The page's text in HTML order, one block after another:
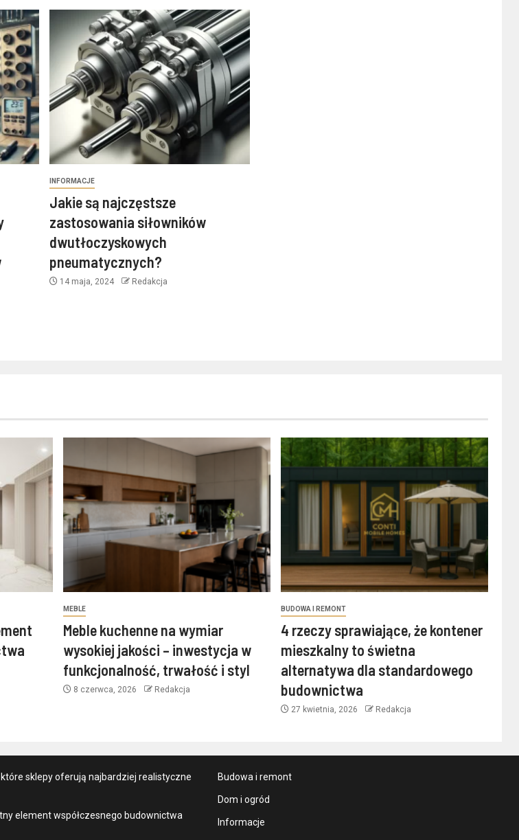
INFORMACJE
Jakie są najczęstsze
zastosowania siłowników
dwutłoczyskowych
pneumatycznych?
14 maja, 2024 Redakcja
MEBLE
Meble kuchenne na wymiar
wysokiej jakości – inwestycja w
funkcjonalność, trwałość i styl
8 czerwca, 2026 Redakcja
BUDOWA I REMONT
4 rzeczy sprawiające, że kontener
mieszkalny to świetna
alternatywa dla standardowego
budownictwa
27 kwietnia, 2026 Redakcja
sklepy oferują najbardziej realistyczne
element współczesnego budownictwa
Budowa i remont
Dom i ogród
Informacje